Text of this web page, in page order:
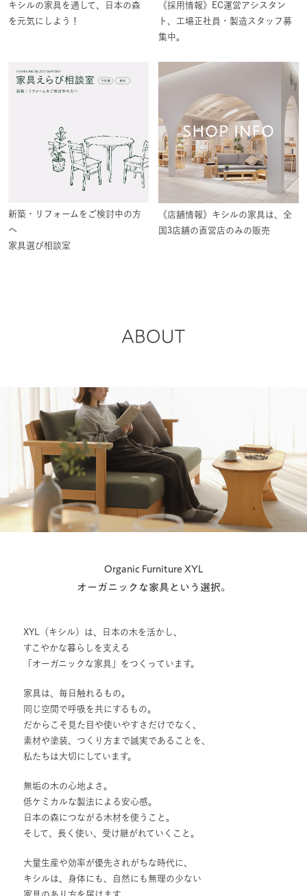
キシルの家具を通して、日本の森
を元気にしよう！
《採用情報》EC運営アシスタン
ト、工場正社員・製造スタッフ募
集中。
新築・リフォームをご検討中の方
へ
家具選び相談室
《店舗情報》キシルの家具は、全
国3店舗の直営店のみの販売
ABOUT
Organic Furniture XYL
オーガニックな家具という選択。
XYL（キシル）は、日本の木を活かし、
すこやかな暮らしを支える
「オーガニックな家具」をつくっています。
家具は、毎日触れるもの。
同じ空間で呼吸を共にするもの。
だからこそ見た目や使いやすさだけでなく、
素材や塗装、つくり方まで誠実であることを、
私たちは大切にしています。
無垢の木の心地よさ。
低ケミカルな製法による安心感。
日本の森につながる木材を使うこと。
そして、長く使い、受け継がれていくこと。
大量生産や効率が優先されがちな時代に、
キシルは、身体にも、自然にも無理の少ない